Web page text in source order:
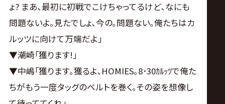
ょ? まあ､最初に初戦でこけちゃってるけど､なにも
問題ないよ｡見たでしょ､今の｡問題ない｡俺たちはカ
ルッツに向けて万端だよ｣
▼潮崎｢獲ります!｣
▼中嶋｢獲ります｡獲るよ､HOMIES｡8･30ｶﾙｯﾂで俺た
ちがもう一度タッグのベルトを巻く｡その姿を想像し